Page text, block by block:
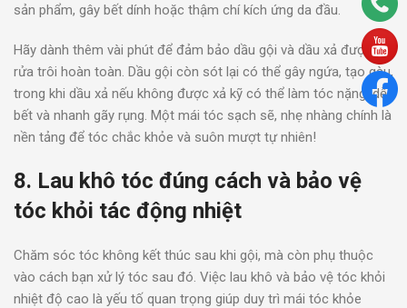
sản phẩm, gây bết dính hoặc thậm chí kích ứng da đầu.
Hãy dành thêm vài phút để đảm bảo dầu gội và dầu xả được
rửa trôi hoàn toàn. Dầu gội còn sót lại có thể gây ngứa, tạo gàu,
trong khi dầu xả nếu không được xả kỹ có thể làm tóc nặng, dễ
bết và nhanh gãy rụng. Một mái tóc sạch sẽ, nhẹ nhàng chính là
nền tảng để tóc chắc khỏe và suôn mượt tự nhiên!
8. Lau khô tóc đúng cách và bảo vệ
tóc khỏi tác động nhiệt
Chăm sóc tóc không kết thúc sau khi gội, mà còn phụ thuộc
vào cách bạn xử lý tóc sau đó. Việc lau khô và bảo vệ tóc khỏi
nhiệt độ cao là yếu tố quan trọng giúp duy trì mái tóc khỏe